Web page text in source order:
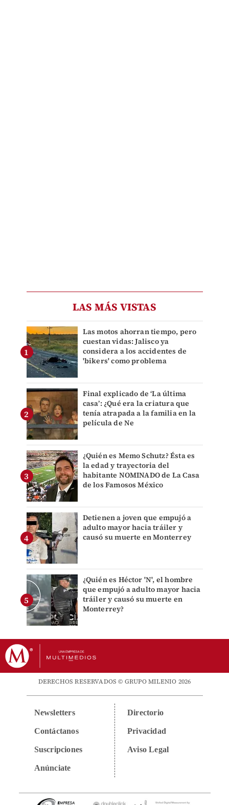
LAS MÁS VISTAS
Las motos ahorran tiempo, pero
cuestan vidas: Jalisco ya
considera a los accidentes de
'bikers' como problema
Final explicado de ‘La última
casa’: ¿Qué era la criatura que
tenía atrapada a la familia en la
película de Ne
¿Quién es Memo Schutz? Ésta es
la edad y trayectoria del
habitante NOMINADO de La Casa
de los Famosos México
Detienen a joven que empujó a
adulto mayor hacia tráiler y
causó su muerte en Monterrey
¿Quién es Héctor 'N', el hombre
que empujó a adulto mayor hacia
tráiler y causó su muerte en
Monterrey?
DERECHOS RESERVADOS © GRUPO MILENIO 2026
Newsletters
Contáctanos
Suscripciones
Anúnciate
Directorio
Privacidad
Aviso Legal